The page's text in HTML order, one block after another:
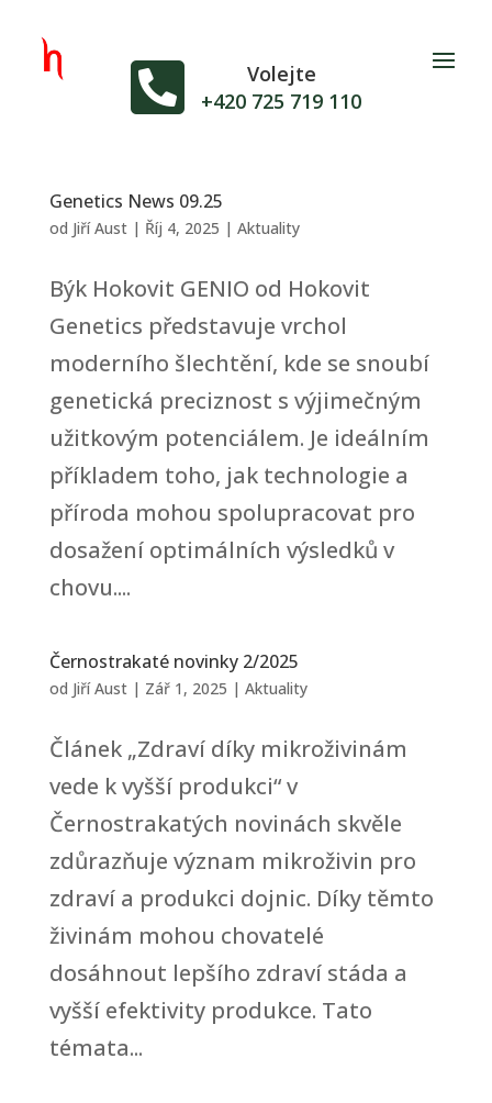

Volejte
+420 725 719 110
Genetics News 09.25
od Jiří Aust| Říj 4, 2025 | Aktuality
Býk Hokovit GENIO od Hokovit
Genetics představuje vrchol
moderního šlechtění, kde se snoubí
genetická preciznost s výjimečným
užitkovým potenciálem. Je ideálním
příkladem toho, jak technologie a
příroda mohou spolupracovat pro
dosažení optimálních výsledků v
chovu....
Černostrakaté novinky 2/2025
od Jiří Aust| Zář 1, 2025 | Aktuality
Článek „Zdraví díky mikroživinám
vede k vyšší produkci“ v
Černostrakatých novinách skvěle
zdůrazňuje význam mikroživin pro
zdraví a produkci dojnic. Díky těmto
živinám mohou chovatelé
dosáhnout lepšího zdraví stáda a
vyšší efektivity produkce. Tato
témata...